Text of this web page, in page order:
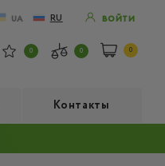
UA RU ВОЙТИ
0 0 0
Контакты